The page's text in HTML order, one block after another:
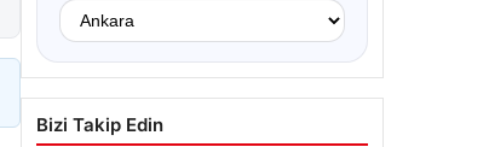
Bizi Takip Edin